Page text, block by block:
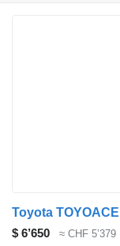
Toyota TOYOACE
$ 6’650
≈ CHF 5’379